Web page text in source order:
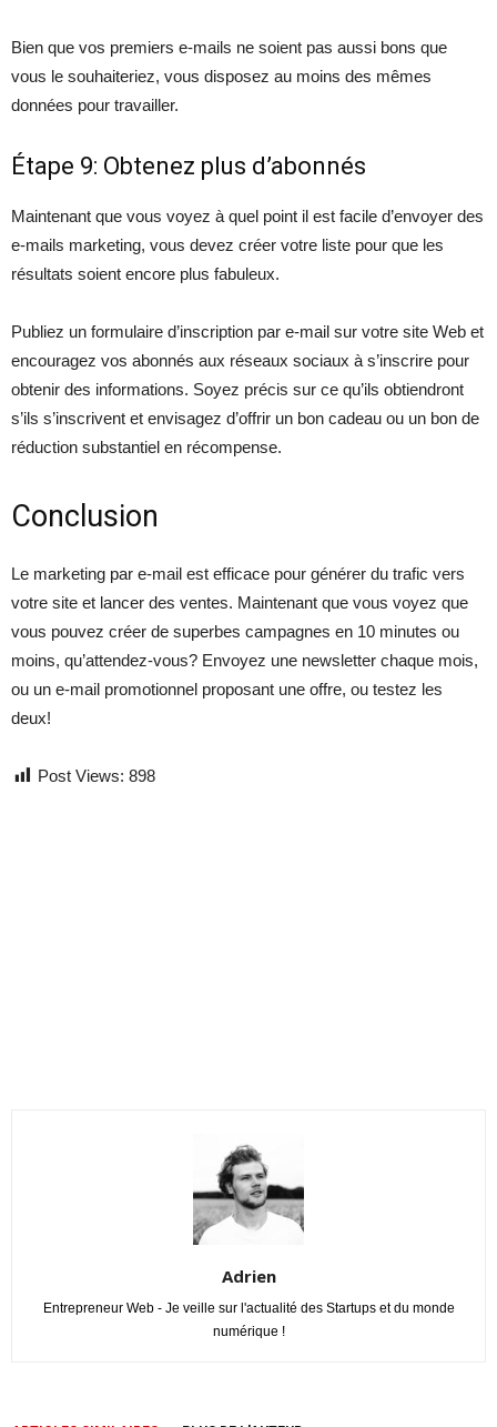
Bien que vos premiers e-mails ne soient pas aussi bons que
vous le souhaiteriez, vous disposez au moins des mêmes
données pour travailler.
Étape 9: Obtenez plus d’abonnés
Maintenant que vous voyez à quel point il est facile d’envoyer des
e-mails marketing, vous devez créer votre liste pour que les
résultats soient encore plus fabuleux.
Publiez un formulaire d’inscription par e-mail sur votre site Web et
encouragez vos abonnés aux réseaux sociaux à s’inscrire pour
obtenir des informations. Soyez précis sur ce qu’ils obtiendront
s’ils s’inscrivent et envisagez d’offrir un bon cadeau ou un bon de
réduction substantiel en récompense.
Conclusion
Le marketing par e-mail est efficace pour générer du trafic vers
votre site et lancer des ventes. Maintenant que vous voyez que
vous pouvez créer de superbes campagnes en 10 minutes ou
moins, qu’attendez-vous? Envoyez une newsletter chaque mois,
ou un e-mail promotionnel proposant une offre, ou testez les
deux!
Post Views: 898
Adrien
Entrepreneur Web - Je veille sur l'actualité des Startups et du monde
numérique !